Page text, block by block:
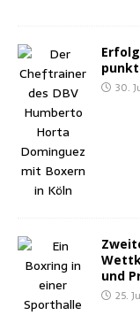
30.
und
25.